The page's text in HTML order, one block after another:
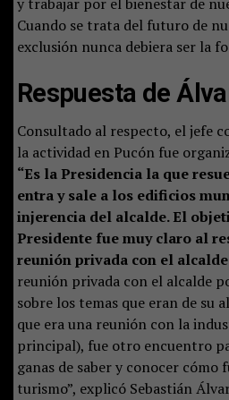
Cuando se trata del futuro de
exclusión nunca debiera ser la
Respuesta de
Consultado al respecto, el jefe
la actividad en Pucón fue
“Es la Presidencia la que
entra y sale a los edificios
injerencia del alcalde. El
Presidente fue muy claro al
reunión privada con el
reunión privada con el alcalde
sobre los temas que eran de su
que era una reunión con la
principal), fue otro encuentro
ganas de saber y conocer
turismo”, explicó Sebastián